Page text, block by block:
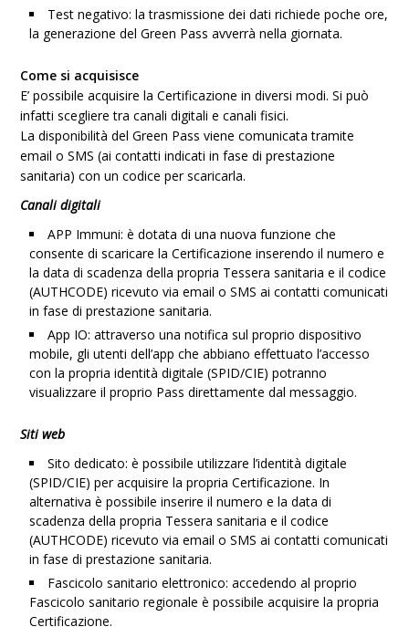
Test negativo: la trasmissione dei dati richiede poche ore,
la generazione del Green Pass avverrà nella giornata.
Come si acquisisce
E’ possibile acquisire la Certificazione in diversi modi. Si può
infatti scegliere tra canali digitali e canali fisici.
La disponibilità del Green Pass viene comunicata tramite
email o SMS (ai contatti indicati in fase di prestazione
sanitaria) con un codice per scaricarla.
Canali digitali
APP Immuni: è dotata di una nuova funzione che
consente di scaricare la Certificazione inserendo il numero e
la data di scadenza della propria Tessera sanitaria e il codice
(AUTHCODE) ricevuto via email o SMS ai contatti comunicati
in fase di prestazione sanitaria.
App IO: attraverso una notifica sul proprio dispositivo
mobile, gli utenti dell’app che abbiano effettuato l’accesso
con la propria identità digitale (SPID/CIE) potranno
visualizzare il proprio Pass direttamente dal messaggio.
Siti web
Sito dedicato: è possibile utilizzare l’identità digitale
(SPID/CIE) per acquisire la propria Certificazione. In
alternativa è possibile inserire il numero e la data di
scadenza della propria Tessera sanitaria e il codice
(AUTHCODE) ricevuto via email o SMS ai contatti comunicati
in fase di prestazione sanitaria.
Fascicolo sanitario elettronico: accedendo al proprio
Fascicolo sanitario regionale è possibile acquisire la propria
Certificazione.